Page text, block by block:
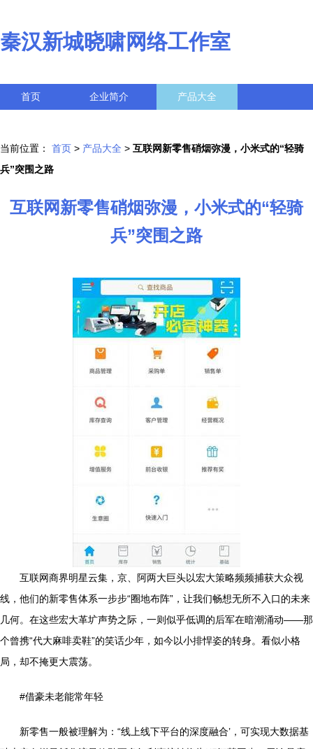
秦汉新城晓啸网络工作室
首页 企业简介 产品大全
当前位置： 首页 > 产品大全 > 互联网新零售硝烟弥漫，小米式的“轻骑
兵”突围之路
互联网新零售硝烟弥漫，小米式的“轻骑
兵”突围之路
互联网商界明星云集，京、阿两大巨头以宏大策略频频捕获大众视
线，他们的新零售体系一步步“圈地布阵”，让我们畅想无所不入口的未来
几何。在这些宏大革圹声势之际，一则似乎低调的后军在暗潮涌动——那
个曾携“代大麻啡卖鞋”的笑话少年，如今以小排悍姿的转身。看似小格
局，却不掩更大震荡。
#借豪未老能常年轻
新零售一般被理解为：“线上线下平台的深度融合’，可实现大数据基